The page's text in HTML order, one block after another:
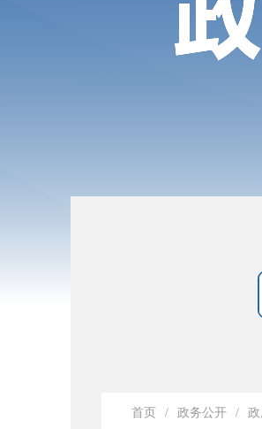
首页 / 政务公开 /